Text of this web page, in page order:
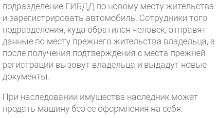
подразделение ГИБДД по новому месту жительства
и зарегистрировать автомобиль. Сотрудники того
подразделения, куда обратился человек, отправят
данные по месту прежнего жительства владельца, а
после получения подтверждения с места прежней
регистрации вызовут владельца и выдадут новые
документы.
При наследовании имущества наследник может
продать машину без ее оформления на себя.